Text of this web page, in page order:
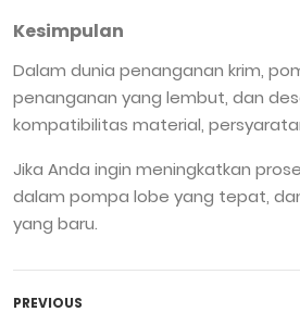
Kesimpulan
Dalam dunia penanganan krim,
penanganan yang lembut, dan
kompatibilitas material,
Jika Anda ingin meningkatkan
dalam pompa lobe yang tepat,
yang baru.
PREVIOUS